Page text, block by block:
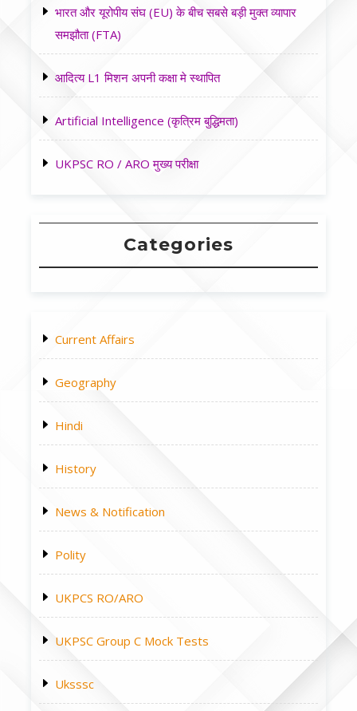
भारत और यूरोपीय संघ (EU) के बीच सबसे बड़ी मुक्त व्यापार
समझौता (FTA)
आदित्य L1 मिशन अपनी कक्षा मे स्थापित
Artificial Intelligence (कृत्रिम बुद्धिमता)
UKPSC RO / ARO मुख्य परीक्षा
Categories
Current Affairs
Geography
Hindi
History
News & Notification
Polity
UKPCS RO/ARO
UKPSC Group C Mock Tests
Uksssc